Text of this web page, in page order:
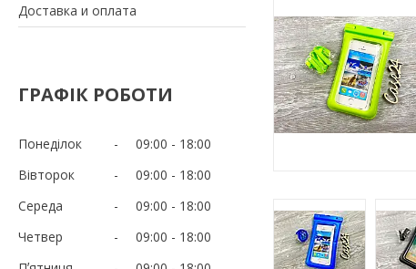
Доставка и оплата
ГРАФІК РОБОТИ
Понеділок 09:00
18:00
Вівторок
09:00
18:00
Середа
09:00
18:00
Четвер
09:00
18:00